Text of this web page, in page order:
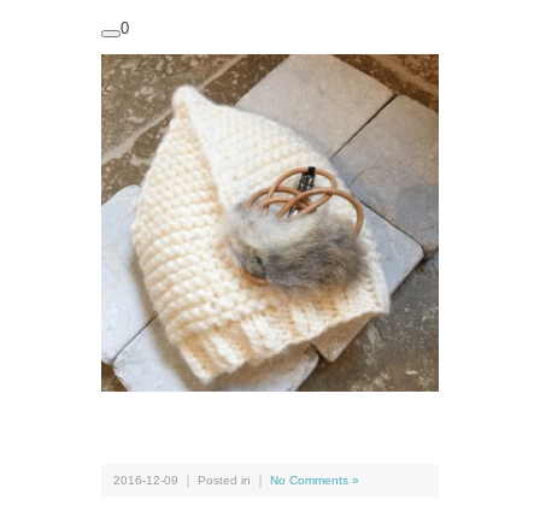
0
2016-12-09 ｜ Posted in ｜ No Comments »